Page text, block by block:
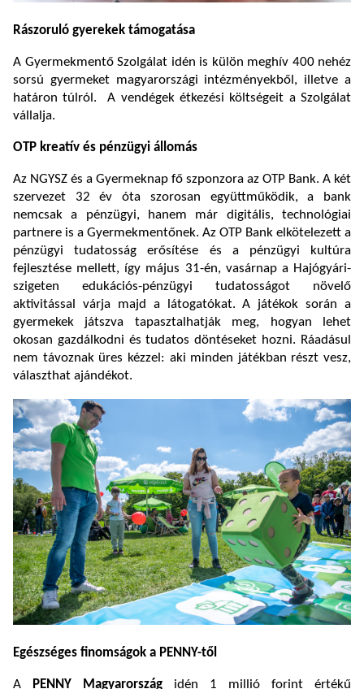
Rászoruló gyerekek támogatása
A Gyermekmentő Szolgálat idén is külön meghív 400 nehéz
sorsú gyermeket magyarországi intézményekből, illetve a
határon túlról. A vendégek étkezési költségeit a Szolgálat
vállalja.
OTP kreatív és pénzügyi állomás
Az NGYSZ és a Gyermeknap fő szponzora az OTP Bank. A két
szervezet 32 év óta szorosan együttműködik, a bank
nemcsak a pénzügyi, hanem már digitális, technológiai
partnere is a Gyermekmentőnek. Az OTP Bank elkötelezett a
pénzügyi tudatosság erősítése és a pénzügyi kultúra
fejlesztése mellett, így május 31-én, vasárnap a Hajógyári-
szigeten edukációs-pénzügyi tudatosságot növelő
aktivitással várja majd a látogatókat. A játékok során a
gyermekek játszva tapasztalhatják meg, hogyan lehet
okosan gazdálkodni és tudatos döntéseket hozni. Ráadásul
nem távoznak üres kézzel: aki minden játékban részt vesz,
választhat ajándékot.
Egészséges finomságok a PENNY-től
A PENNY Magyarország idén 1 millió forint értékű